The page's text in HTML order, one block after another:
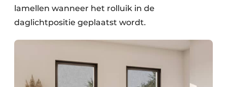
lamellen wanneer het rolluik in de
daglichtpositie geplaatst wordt.